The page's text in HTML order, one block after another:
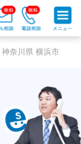
神奈川県 横浜市